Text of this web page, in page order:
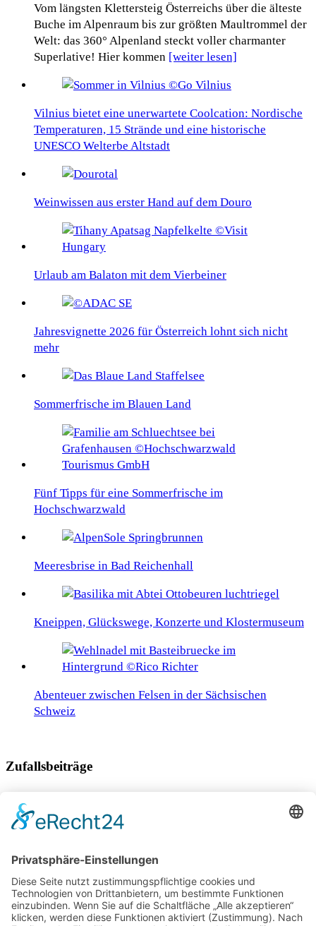
Vom längsten Klettersteig Österreichs über die älteste
Buche im Alpenraum bis zur größten Maultrommel der
Welt: das 360° Alpenland steckt voller charmanter
Superlative! Hier kommen [weiter lesen]
Vilnius bietet eine unerwartete Coolcation: Nordische
Temperaturen, 15 Strände und eine historische
UNESCO Welterbe Altstadt
Weinwissen aus erster Hand auf dem Douro
Urlaub am Balaton mit dem Vierbeiner
Jahresvignette 2026 für Österreich lohnt sich nicht
mehr
Sommerfrische im Blauen Land
Fünf Tipps für eine Sommerfrische im
Hochschwarzwald
Meeresbrise in Bad Reichenhall
Kneippen, Glückswege, Konzerte und Klostermuseum
Abenteuer zwischen Felsen in der Sächsischen
Schweiz
Zufallsbeiträge
Familienurlaub in Ungarn
Einsam, unberührt, mystisch: Islands geheime Orte